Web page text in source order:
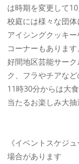
は時期を変更して10
校庭には様々な団体
アイシングクッキ
コーナーもありま
好間地区芸能サー
ク、フラやチアな
11時30分からは大
当たるお楽しみ大抽
《イベントスケジ
場合があります